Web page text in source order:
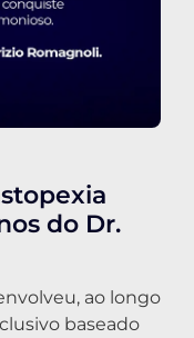
do Dr.
ao longo
baseado